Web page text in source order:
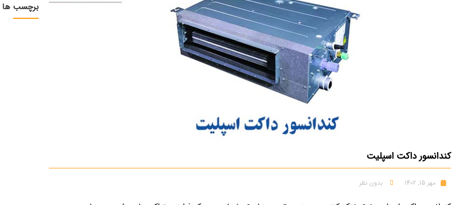
کندانسور داکت اسپلیت
مهر 15, 1402 بدون نظر
برچسب ها